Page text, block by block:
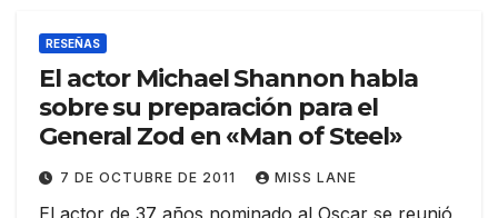
RESEÑAS
El actor Michael Shannon habla
sobre su preparación para el
General Zod en «Man of Steel»
7 DE OCTUBRE DE 2011 MISS LANE